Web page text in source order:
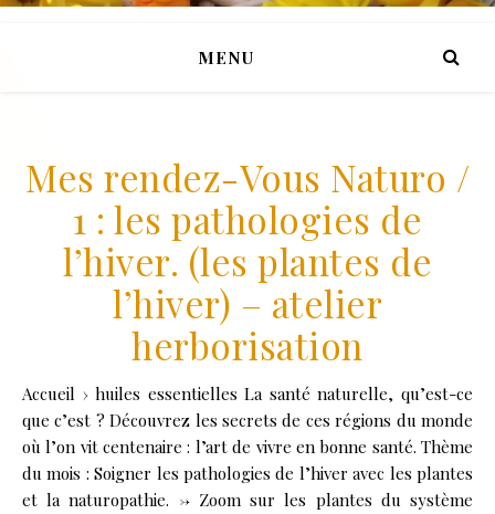
MENU
Mes rendez-Vous Naturo /
1 : les pathologies de
l’hiver. (les plantes de
l’hiver) – atelier
herborisation
Accueil › huiles essentielles La santé naturelle, qu’est-ce
que c’est ? Découvrez les secrets de ces régions du monde
où l’on vit centenaire : l’art de vivre en bonne santé. Thème
du mois : Soigner les pathologies de l’hiver avec les plantes
et la naturopathie. -> Zoom sur les plantes du système